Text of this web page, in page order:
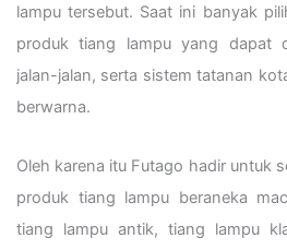
lampu tersebut. Saat ini banyak
produk tiang lampu yang dapat
jalan-jalan, serta sistem tatanan
berwarna.
Oleh karena itu Futago hadir untuk
produk tiang lampu beraneka
tiang lampu antik, tiang lampu